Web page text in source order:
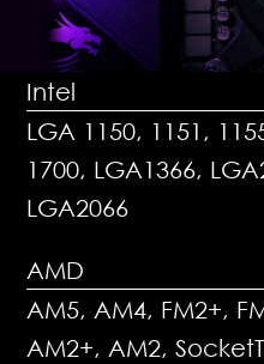
Intel
LGA 1150, 1151,
1700, LGA1366,
LGA2066
AMD
AM5, AM4, FM2+,
AM2+, AM2,